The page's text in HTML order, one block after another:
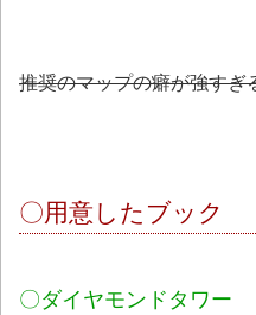
推奨のマップの癖が強す
〇用意したブック
〇ダイヤモンドタワー